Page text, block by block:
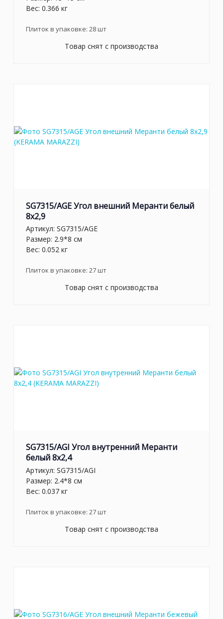
Вес: 0.366 кг
Плиток в упаковке: 28шт
Товар снят с производства
SG7315/AGE Угол внешний Меранти белый
8x2,9
Артикул: SG7315/AGE
Размер: 2.9*8 см
Вес: 0.052 кг
Плиток в упаковке: 27шт
Товар снят с производства
SG7315/AGI Угол внутренний Меранти
белый 8x2,4
Артикул: SG7315/AGI
Размер: 2.4*8 см
Вес: 0.037 кг
Плиток в упаковке: 27шт
Товар снят с производства